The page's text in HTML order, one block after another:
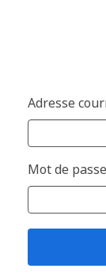
Adresse
Mot de passe